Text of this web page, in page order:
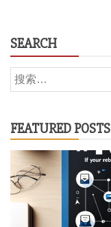
SEARCH
搜
索：
FEATURED POSTS